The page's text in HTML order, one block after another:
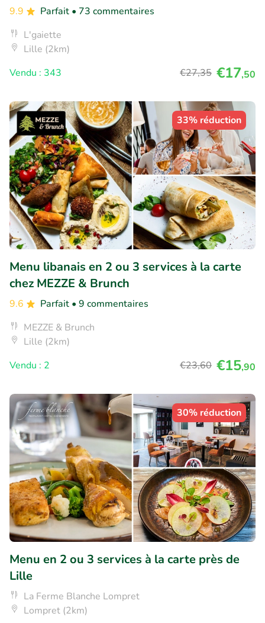
9.9 Parfait • 73 commentaires
L'gaiette
Lille (2km)
Vendu : 343
€27,35 €17,50
33% réduction
Menu libanais en 2 ou 3 services à la carte
chez MEZZE & Brunch
9.6 Parfait • 9 commentaires
MEZZE & Brunch
Lille (2km)
Vendu : 2
€23,60 €15,90
30% réduction
Menu en 2 ou 3 services à la carte près de
Lille
La Ferme Blanche Lompret
Lompret (2km)